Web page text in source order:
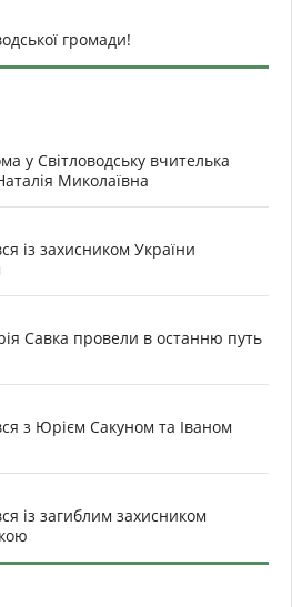
громади!
у Світловодську вчителька
Миколаївна
із захисником України
Савка провели в останню путь
з Юрієм Сакуном та Іваном
із загиблим захисником